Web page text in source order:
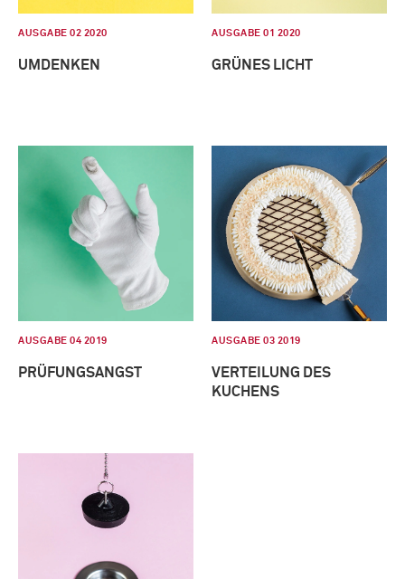
AUSGABE 02 2020
UMDENKEN
AUSGABE 01 2020
GRÜNES LICHT
AUSGABE 04 2019
PRÜFUNGSANGST
AUSGABE 03 2019
VERTEILUNG DES
KUCHENS